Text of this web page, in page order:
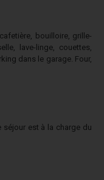
bouilloire, grille-
lave-linge, couettes,
dans le garage. Four,
séjour est à la charge du